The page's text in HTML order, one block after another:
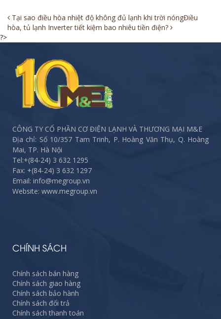
Post
navigation
Tại sao điều hòa nhiệt độ không đủ lạnh khi trời nóngĐiều
hòa, tủ lạnh Inverter tiết kiệm bao nhiêu tiền điện?
?>
CÔNG TY CỔ PHẦN CƠ ĐIỆN LẠNH VÀ THƯƠNG MẠI M&E
Địa chỉ: Số 10/357 Tam Trinh, P. Hoàng Văn Thụ, Q. Hoàng
Mai, TP. Hà Nội
Tel:+(84-24) 3 632 1295
Fax: +(84-24) 3 632 1297
Email: info@megroup.vn
Website: www.megroup.vn
CHÍNH SÁCH
Chính sách bán hàng
Chính sách giao hàng
Chính sách bảo hành
Chính sách đổi trả
Chính sách thanh toán